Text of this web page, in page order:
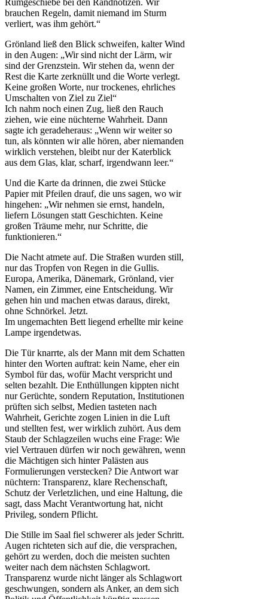
Rumgeschiebe bei den Randnotizen. Wir
brauchen Regeln, damit niemand im Sturm
verliert, was ihm gehört.“
Grönland ließ den Blick schweifen, kalter Wind
in den Augen: „Wir sind nicht der Lärm, wir
sind der Grenzstein. Wir stehen da, wenn der
Rest die Karte zerknüllt und die Worte verlegt.
Keine großen Worte, nur trockenes, ehrliches
Umschalten von Ziel zu Ziel“
Ich nahm noch einen Zug, ließ den Rauch
ziehen, wie eine nüchterne Wahrheit. Dann
sagte ich geradeheraus: „Wenn wir weiter so
tun, als könnten wir alle hören, aber niemanden
wirklich verstehen, bleibt nur der Katerblick
aus dem Glas, klar, scharf, irgendwann leer.“
Und die Karte da drinnen, die zwei Stücke
Papier mit Pfeilen drauf, die uns sagen, wo wir
hingehen: „Wir nehmen sie ernst, handeln,
liefern Lösungen statt Geschichten. Keine
großen Träume mehr, nur Schritte, die
funktionieren.“
Die Nacht atmete auf. Die Straßen wurden still,
nur das Tropfen von Regen in die Gullis.
Europa, Amerika, Dänemark, Grönland, vier
Namen, ein Zimmer, eine Entscheidung. Wir
gehen hin und machen etwas daraus, direkt,
ohne Schnörkel. Jetzt.
Im ungemachten Bett liegend erhellte mir keine
Lampe irgendetwas.
Die Tür knarrte, als der Mann mit dem Schatten
hinter den Worten auftrat: kein Name, eher ein
Symbol für das, wofür Macht verspricht und
selten bezahlt. Die Enthüllungen kippten nicht
nur Gerüchte, sondern Reputation, Institutionen
prüften sich selbst, Medien tasteten nach
Wahrheit, Gerichte zogen Linien in die Luft
und stellten fest, wer wirklich zuhört. Aus dem
Staub der Schlagzeilen wuchs eine Frage: Wie
viel Vertrauen dürfen wir noch gewähren, wenn
die Mächtigen sich hinter Palästen aus
Formulierungen verstecken? Die Antwort war
nüchtern: Transparenz, klare Rechenschaft,
Schutz der Verletzlichen, und eine Haltung, die
sagt, dass Macht Verantwortung hat, nicht
Privileg, sondern Pflicht.
Die Stille im Saal fiel schwerer als jeder Schritt.
Augen richteten sich auf die, die versprachen,
gehört zu werden, doch die meisten suchten
weiter nach dem nächsten Schlagwort.
Transparenz wurde nicht länger als Schlagwort
geschwungen, sondern als Anker, an dem sich